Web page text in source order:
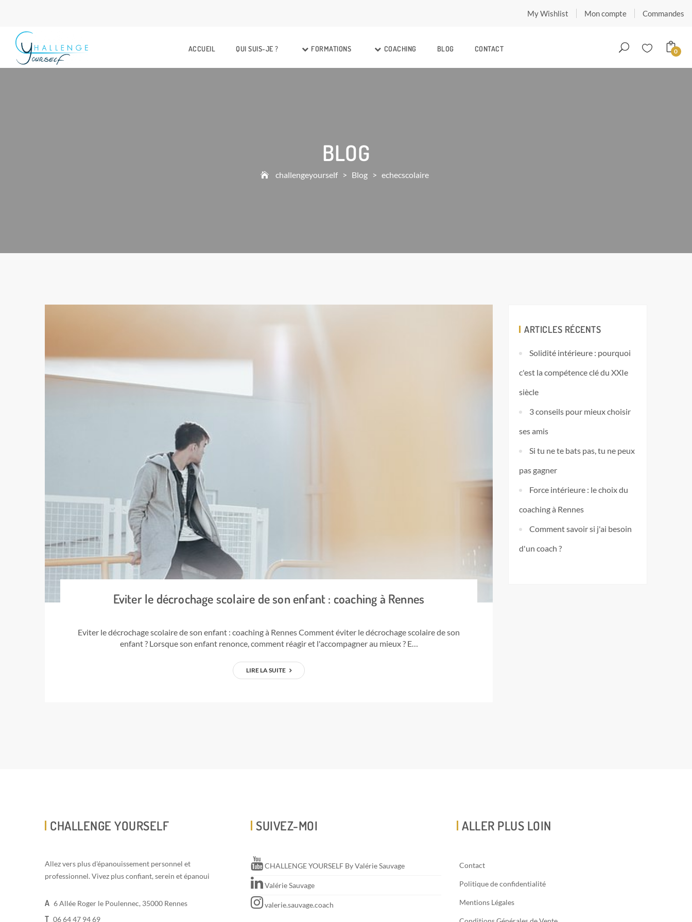
My Wishlist Mon compte Commandes
ACCUEIL QUI SUIS-JE ? FORMATIONS COACHING BLOG CONTACT 0
BLOG
challengeyourself > Blog > echecscolaire
Eviter le décrochage scolaire de son enfant : coaching à Rennes
Eviter le décrochage scolaire de son enfant : coaching à Rennes Comment éviter le décrochage scolaire de son
enfant ? Lorsque son enfant renonce, comment réagir et l'accompagner au mieux ? E…
LIRE LA SUITE
ARTICLES RÉCENTS
Solidité intérieure : pourquoi
c'est la compétence clé du XXIe
siècle
3 conseils pour mieux choisir
ses amis
Si tu ne te bats pas, tu ne peux
pas gagner
Force intérieure : le choix du
coaching à Rennes
Comment savoir si j'ai besoin
d'un coach ?
CHALLENGE YOURSELF
Allez vers plus d'épanouissement personnel et
professionnel. Vivez plus confiant, serein et épanoui
A 6 Allée Roger le Poulennec, 35000 Rennes
T 06 64 47 94 69
SUIVEZ-MOI
CHALLENGE YOURSELF By Valérie Sauvage
Valérie Sauvage
valerie.sauvage.coach
ALLER PLUS LOIN
Contact
Politique de confidentialité
Mentions Légales